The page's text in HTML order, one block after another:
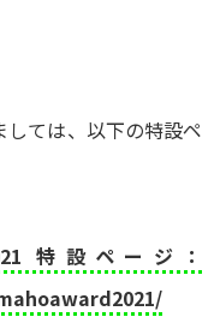
ては、以下の特設ペ
特設ページ：